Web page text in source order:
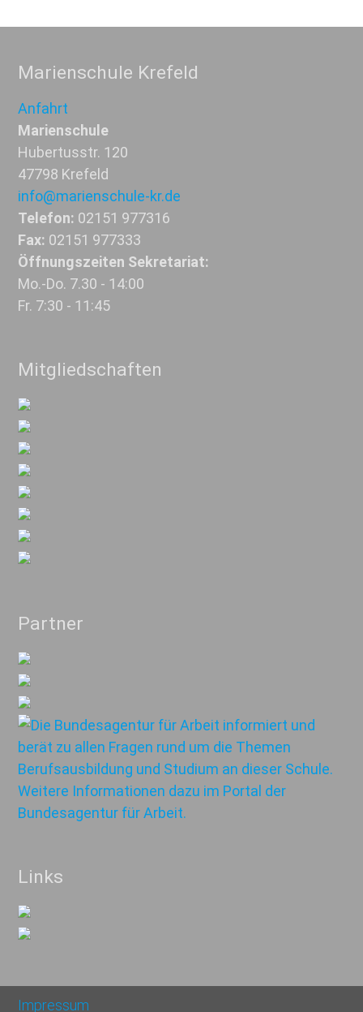
Marienschule Krefeld
Anfahrt
Marienschule
Hubertusstr. 120
47798 Krefeld
info@marienschule-kr.de
Telefon: 02151 977316
Fax: 02151 977333
Öffnungszeiten Sekretariat:
Mo.-Do. 7.30 - 14:00
Fr. 7:30 - 11:45
Mitgliedschaften
Partner
Links
Impressum